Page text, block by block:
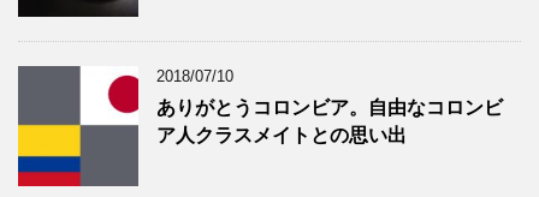
2018/07/10
ありがとうコロンビア。自由なコロンビ
ア人クラスメイトとの思い出